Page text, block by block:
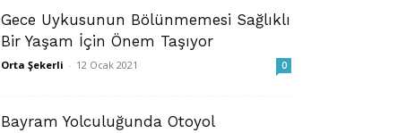
Gece Uykusunun Bölünmemesi Sağlıklı
Bir Yaşam İçin Önem Taşıyor
Orta Şekerli - 12 Ocak 2021 0
Bayram Yolculuğunda Otoyol